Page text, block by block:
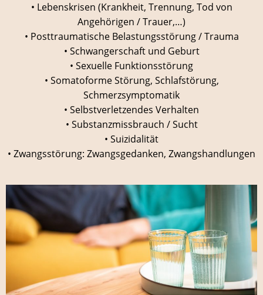
• Lebenskrisen (Krankheit, Trennung, Tod von
Angehörigen / Trauer,…)
• Posttraumatische Belastungsstörung / Trauma
• Schwangerschaft und Geburt
• Sexuelle Funktionsstörung
• Somatoforme Störung, Schlafstörung,
Schmerzsymptomatik
• Selbstverletzendes Verhalten
• Substanzmissbrauch / Sucht
• Suizidalität
• Zwangsstörung: Zwangsgedanken, Zwangshandlungen